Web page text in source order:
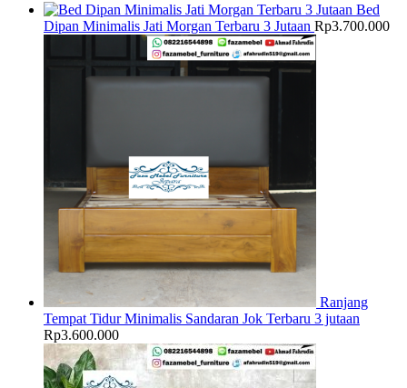
Bed
Dipan Minimalis Jati Morgan Terbaru 3 Jutaan Rp3.700.000
Ranjang
Tempat Tidur Minimalis Sandaran Jok Terbaru 3 jutaan
Rp3.600.000